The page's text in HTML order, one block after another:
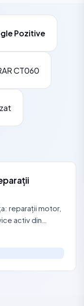
Pozitive
CT060
reparații motor,
activ din